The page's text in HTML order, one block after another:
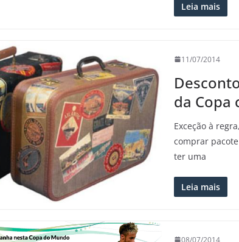
Leia mais
11/07/2014
da Copa
Exceção à
comprar
ter uma
Leia mais
08/07/2014